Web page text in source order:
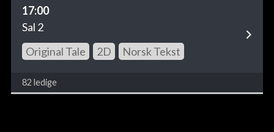
17:00
Sal 2
Original Tale
2D Norsk Tekst
82 ledige